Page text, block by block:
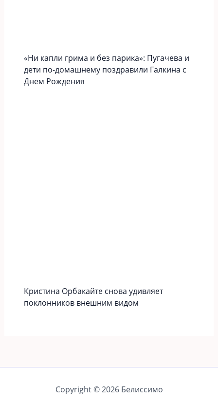
«Ни капли грима и без парика»: Пугачева и
дети по-домашнему поздравили Галкина с
Днем Рождения
Кристина Орбакайте снова удивляет
поклонников внешним видом
Copyright © 2026 Белиссимо